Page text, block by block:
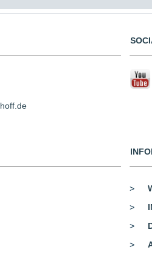
>
>
>
>